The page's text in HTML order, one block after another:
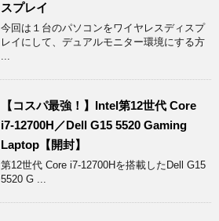
スプレイ
今回は１台のパソコンをワイヤレスディスプ
レイにして、デュアルモニター環境にする方
...
【コスパ最強！】Intel第12世代 Core
i7-12700H／Dell G15 5520 Gaming
Laptop【開封】
第12世代 Core i7-12700Hを搭載したDell G15
5520 G ...